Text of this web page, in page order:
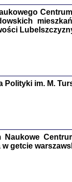
Polityki im. M.
Naukowe
getcie